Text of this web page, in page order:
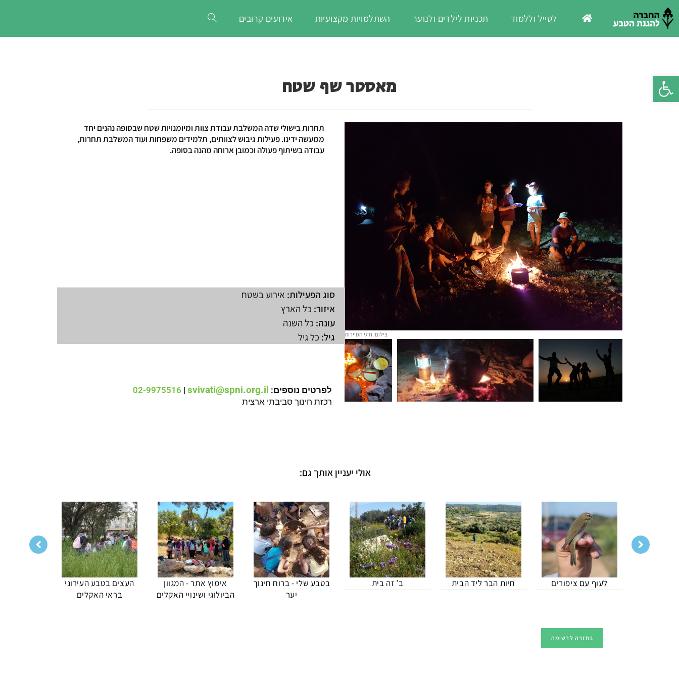
פתח סרגל נגישות
לטייל וללמוד תכניות לילדים ולנוער השתלמויות מקצועיות אירועים קרובים
מאסטר שף שטח
צילום: חוגי הסיירות
תחרות בישולי שדה המשלבת עבודת צוות ומיומנויות שטח שבסופה נהנים יחד
ממעשה ידינו. פעילות גיבוש לצוותים, תלמידים משפחות ועוד המשלבת תחרות,
עבודה בשיתוף פעולה וכמובן ארוחה מהנה בסופה.
סוג הפעילות: אירוע בשטח
איזור: כל הארץ
עונה: כל השנה
גיל: כל גיל
לפרטים נוספים: ‎02-9975516 | svivati@spni.org.il
רכזת חינוך סביבתי ארצית
אולי יעניין אותך גם:
לעוף עם ציפורים חיות הבר ליד הבית ב’ זה בית
בטבע שלי - ברוח חינוך
יער
אימוץ אתר - המגוון
הביולוגי ושינויי האקלים
העצים בטבע העירוני
בראי האקלים